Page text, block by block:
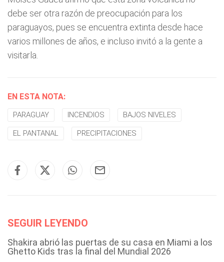
debe ser otra razón de preocupación para los
paraguayos, pues se encuentra extinta desde hace
varios millones de años, e incluso invitó a la gente a
visitarla.
EN ESTA NOTA:
PARAGUAY INCENDIOS BAJOS NIVELES
EL PANTANAL PRECIPITACIONES
SEGUIR LEYENDO
Shakira abrió las puertas de su casa en Miami a los
Ghetto Kids tras la final del Mundial 2026